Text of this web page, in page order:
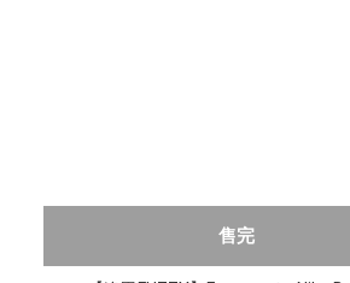
售完